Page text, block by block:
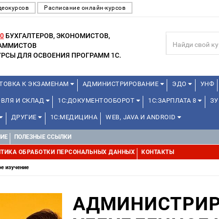
Расписание онлайн-курсов
БУХГАЛТЕРОВ, ЭКОНОМИСТОВ,
ДЛЯ ОСВОЕНИЯ ПРОГРАММ 1С.
К ЭКЗАМЕНАМ АДМИНИСТРИРОВАНИЕ ЭДО УНФ
И СКЛАД 1С:ДОКУМЕНТООБОРОТ 1С:ЗАРПЛАТА 8
ДРУГИЕ 1С:МЕДИЦИНА WEB, JAVA И ANDROID
ПОЛЕЗНЫЕ ССЫЛКИ
ОБРАБОТКИ ПЕРСОНАЛЬНЫХ ДАННЫХ КОНТАКТЫ
изучение